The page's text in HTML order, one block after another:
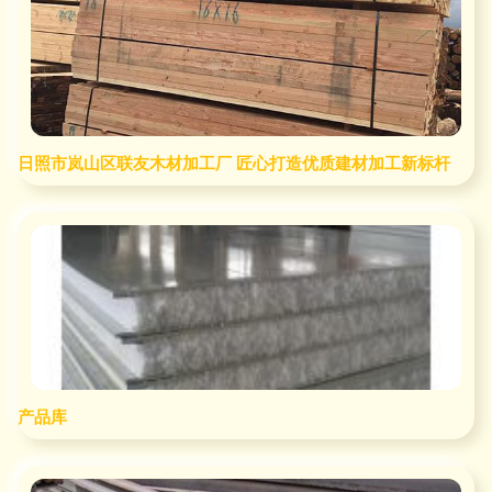
日照市岚山区联友木材加工厂 匠心打造优质建材加工新标杆
产品库